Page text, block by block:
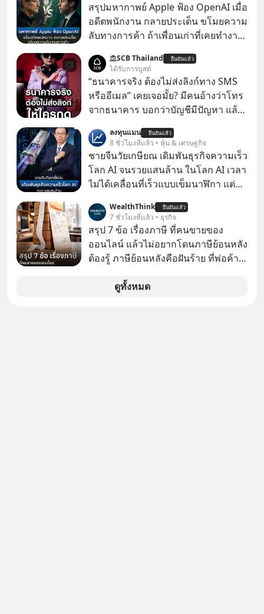
สรุปมหากาพย์ Apple ฟ้อง OpenAI เมื่อ
อดีตพนักงาน กลายประเด็น ขโมยความ
ลับทางการค้า ถ้าเพื่อนเก่าที่เคยทำงาน
เก่าที่เขาเคยทำไว้ ตอนยังอยู่บริษัท
เดียวกัน
SCB Thailand ยืนยันแล้ว
ได้รับการบูสต์
“ธนาคารจริง ต้องไม่ส่งลิงก์ทาง SMS
หรืออีเมล” เคยเจอมั้ย? มีคนอ้างว่าโทร
จากธนาคาร บอกว่าบัญชีมีปัญหา แล้ว
ทันที มาฟัง “ป้าเก๋าเล่ากลโกง” เพื่อรู้ทัน
มุกหลอกลวงในคราบความน่าเชื่อถือ
กันค่ะ #แก้เกมกลโกง #ป้าเก๋าเล่ากล
โกง #LivesSustainably #อยู่อย่าง
#FraudEducation #FinancialLiteracy
#DigitalBankWithHumanTouch
ลงทุนแมน ยืนยันแล้ว
8 ชั่วโมงที่แล้ว • หุ้น & เศรษฐกิจ
ชายจีนวัยเกษียณ เดิมพันธุรกิจความเร็ว
โลก AI จนรวยแสนล้าน ในโลก AI เวลา
ไม่ได้เคลื่อนที่เร็วแบบเข็มนาฬิกา แต่
WealthThink ยืนยันแล้ว
7 ชั่วโมงที่แล้ว • ธุรกิจ
สรุป 7 ข้อ เรื่องภาษี ที่คนขายของ
ออนไลน์ แล้วไม่อยากโดนภาษีย้อนหลัง
ต้องรู้ ภาษีย้อนหลังคือฝันร้าย ที่พ่อค้า
ดูทั้งหมด